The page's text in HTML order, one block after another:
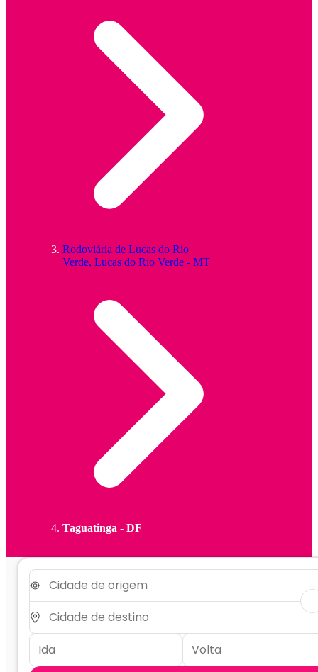
Rodoviária de Lucas do Rio
Verde, Lucas do Rio Verde - MT
Taguatinga - DF